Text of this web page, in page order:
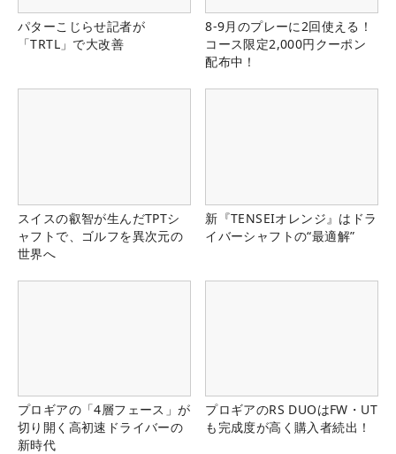
パターこじらせ記者が
「TRTL」で大改善
8-9月のプレーに2回使える！
コース限定2,000円クーポン
配布中！
スイスの叡智が生んだTPTシ
ャフトで、ゴルフを異次元の
世界へ
新『TENSEIオレンジ』はドラ
イバーシャフトの“最適解”
プロギアの「4層フェース」が
切り開く高初速ドライバーの
新時代
プロギアのRS DUOはFW・UT
も完成度が高く購入者続出！